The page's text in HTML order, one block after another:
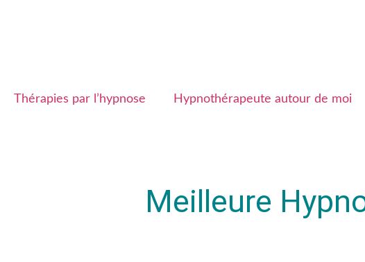
Thérapies par l’hypnose Hypnothérapeute autour de moi
Meilleure